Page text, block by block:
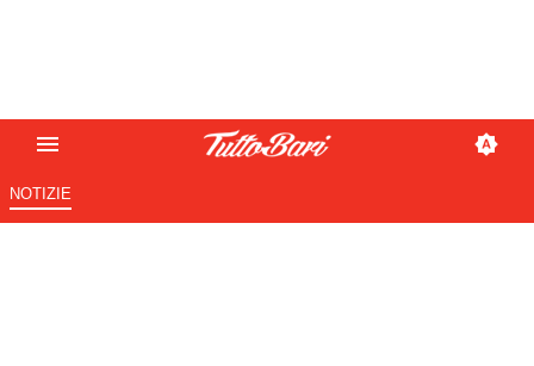
NOTIZIE